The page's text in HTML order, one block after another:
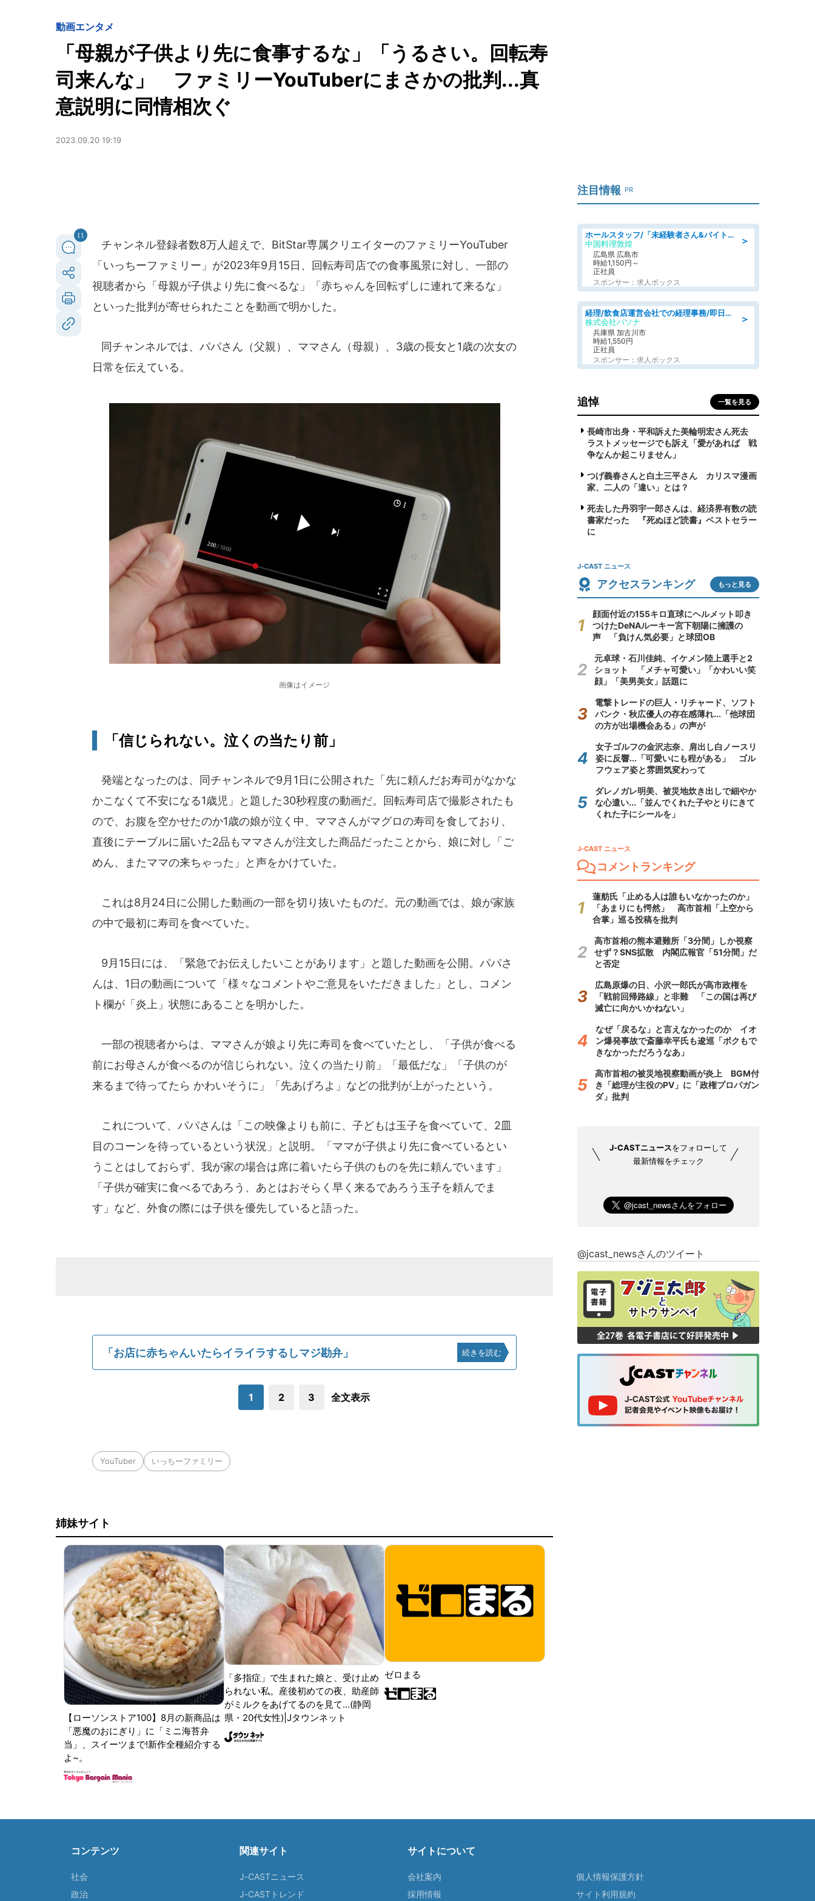
動画エンタメ
「母親が子供より先に食事するな」「うるさい。回転寿
司来んな」 ファミリーYouTuberにまさかの批判...真
意説明に同情相次ぐ
2023.09.20 19:19
11
チャンネル登録者数8万人超えで、BitStar専属クリエイターのファミリーYouTuber
「いっちーファミリー」が2023年9月15日、回転寿司店での食事風景に対し、一部の
視聴者から「母親が子供より先に食べるな」「赤ちゃんを回転ずしに連れて来るな」
といった批判が寄せられたことを動画で明かした。
同チャンネルでは、パパさん（父親）、ママさん（母親）、3歳の長女と1歳の次女の
日常を伝えている。
画像はイメージ
「信じられない。泣くの当たり前」
発端となったのは、同チャンネルで9月1日に公開された「先に頼んだお寿司がなかな
かこなくて不安になる1歳児」と題した30秒程度の動画だ。回転寿司店で撮影されたも
ので、お腹を空かせたのか1歳の娘が泣く中、ママさんがマグロの寿司を食しており、
直後にテーブルに届いた2品もママさんが注文した商品だったことから、娘に対し「ご
めん、またママの来ちゃった」と声をかけていた。
これは8月24日に公開した動画の一部を切り抜いたものだ。元の動画では、娘が家族
の中で最初に寿司を食べていた。
9月15日には、「緊急でお伝えしたいことがあります」と題した動画を公開。パパさ
んは、1日の動画について「様々なコメントやご意見をいただきました」とし、コメン
ト欄が「炎上」状態にあることを明かした。
一部の視聴者からは、ママさんが娘より先に寿司を食べていたとし、「子供が食べる
前にお母さんが食べるのが信じられない。泣くの当たり前」「最低だな」「子供のが
来るまで待ってたら かわいそうに」「先あげろよ」などの批判が上がったという。
これについて、パパさんは「この映像よりも前に、子どもは玉子を食べていて、2皿
目のコーンを待っているという状況」と説明。「ママが子供より先に食べているとい
うことはしておらず、我が家の場合は席に着いたら子供のものを先に頼んでいます」
「子供が確実に食べるであろう、あとはおそらく早く来るであろう玉子を頼んでま
す」など、外食の際には子供を優先していると語った。
「お店に赤ちゃんいたらイライラするしマジ勘弁」 続きを読む
1 2 3 全文表示
YouTuber いっちーファミリー
姉妹サイト
【ローソンストア100】8月の新商品は
「悪魔のおにぎり」に「ミニ海苔弁
当」、スイーツまで!新作全種紹介する
よ~。
「多指症」で生まれた娘と、受け止め
られない私。産後初めての夜、助産師
がミルクをあげてるのを見て...(静岡
県・20代女性)|Jタウンネット
ゼロまる
注目情報 PR
＞
ホールスタッフ/「未経験者さん&バイトデビューも大歓迎」残業ほぼなし×1日3時間〜勤務OK!フォロー体制も充実/広島県/広島市南区
中国料理敦煌
広島県 広島市
時給1,150円～
正社員
スポンサー：求人ボックス
＞
経理/飲食店運営会社での経理事務/即日勤務可/車通勤可/経理/一般事務
株式会社パソナ
兵庫県 加古川市
時給1,550円
正社員
スポンサー：求人ボックス
追悼 一覧を見る
長崎市出身・平和訴えた美輪明宏さん死去
ラストメッセージでも訴え「愛があれば 戦
争なんか起こりません」
つげ義春さんと白土三平さん カリスマ漫画
家、二人の「違い」とは？
死去した丹羽宇一郎さんは、経済界有数の読
書家だった 『死ぬほど読書』ベストセラー
に
J-CAST ニュース
アクセスランキング もっと見る
顔面付近の155キロ直球にヘルメット叩き
つけたDeNAルーキー宮下朝陽に擁護の
声 「負けん気必要」と球団OB
元卓球・石川佳純、イケメン陸上選手と2
ショット 「メチャ可愛い」「かわいい笑
顔」「美男美女」話題に
電撃トレードの巨人・リチャード、ソフト
バンク・秋広優人の存在感薄れ...「他球団
の方が出場機会ある」の声が
女子ゴルフの金沢志奈、肩出し白ノースリ
姿に反響...「可愛いにも程がある」 ゴル
フウェア姿と雰囲気変わって
ダレノガレ明美、被災地炊き出しで細やか
な心遣い...「並んでくれた子やとりにきて
くれた子にシールを」
J-CAST ニュース
コメントランキング
蓮舫氏「止める人は誰もいなかったのか」
「あまりにも愕然」 高市首相「上空から
合掌」巡る投稿を批判
高市首相の熊本避難所「3分間」しか視察
せず？SNS拡散 内閣広報官「51分間」だ
と否定
広島原爆の日、小沢一郎氏が高市政権を
「戦前回帰路線」と非難 「この国は再び
滅亡に向かいかねない」
なぜ「戻るな」と言えなかったのか イオ
ン爆発事故で斎藤幸平氏も逡巡「ボクもで
きなかっただろうなあ」
高市首相の被災地視察動画が炎上 BGM付
き「総理が主役のPV」に「政権プロパガン
ダ」批判
J-CASTニュースをフォローして
最新情報をチェック
@jcast_newsさんのツイート
コンテンツ
社会
政治
関連サイト
J-CASTニュース
J-CASTトレンド
サイトについて
会社案内
採用情報
個人情報保護方針
サイト利用規約